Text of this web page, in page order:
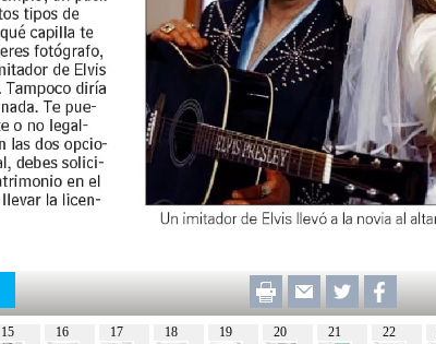
15 16 17 18 19 20 21 22